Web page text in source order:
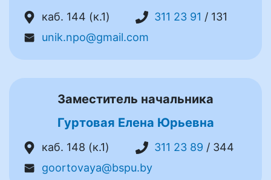
каб. 144 (к.1) 311 23 91 / 131
unik.npo@gmail.com
Заместитель начальника
Гуртовая Елена Юрьевна
каб. 148 (к.1) 311 23 89 / 344
goortovaya@bspu.by